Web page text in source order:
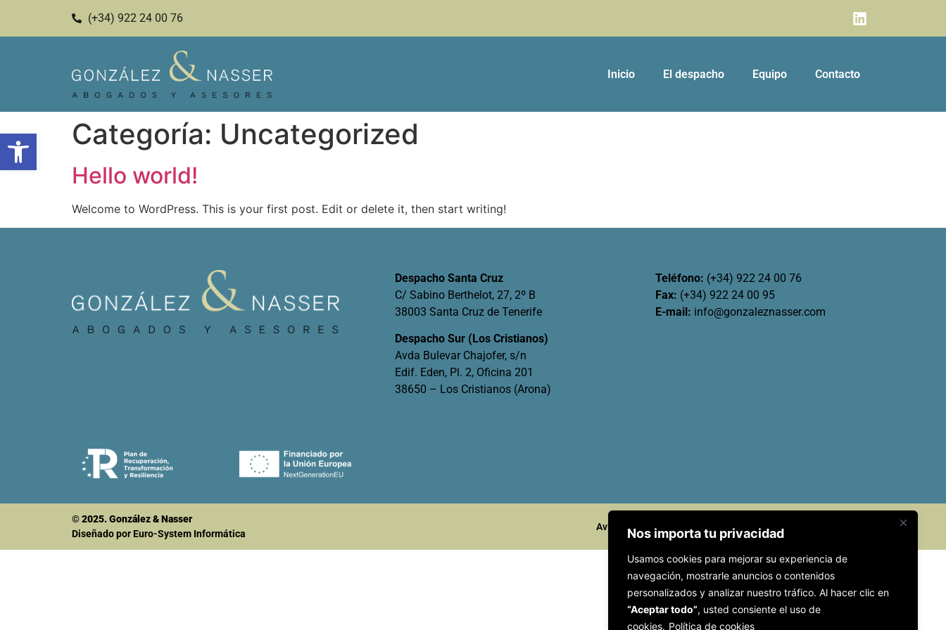
Abrir barra de herramientas
Nos importa tu privacidad
Usamos cookies para mejorar su experiencia de
navegación, mostrarle anuncios o contenidos
personalizados y analizar nuestro tráfico. Al hacer clic en
“Aceptar todo”, usted consiente el uso de
cookies. Política de cookies
(+34) 922 24 00 76
Inicio El despacho Equipo Contacto
Categoría: Uncategorized
Hello world!
Welcome to WordPress. This is your first post. Edit or delete it, then start writing!
Despacho Santa Cruz
C/ Sabino Berthelot, 27, 2º B
38003 Santa Cruz de Tenerife
Despacho Sur (Los Cristianos)
Avda Bulevar Chajofer, s/n
Edif. Eden, Pl. 2, Oficina 201
38650 – Los Cristianos (Arona)
Teléfono: (+34) 922 24 00 76
Fax: (+34) 922 24 00 95
E-mail: info@gonzaleznasser.com
© 2025. González & Nasser
Diseñado por Euro-System Informática
Aviso legal Privacidad Cookies